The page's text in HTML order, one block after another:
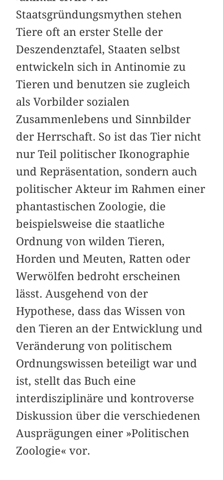
Staatsgründungsmythen stehen
Tiere oft an erster Stelle der
Deszendenztafel, Staaten selbst
entwickeln sich in Antinomie zu
Tieren und benutzen sie zugleich
als Vorbilder sozialen
Zusammenlebens und Sinnbilder
der Herrschaft. So ist das Tier nicht
nur Teil politischer Ikonographie
und Repräsentation, sondern auch
politischer Akteur im Rahmen einer
phantastischen Zoologie, die
beispielsweise die staatliche
Ordnung von wilden Tieren,
Horden und Meuten, Ratten oder
Werwölfen bedroht erscheinen
lässt. Ausgehend von der
Hypothese, dass das Wissen von
den Tieren an der Entwicklung und
Veränderung von politischem
Ordnungswissen beteiligt war und
ist, stellt das Buch eine
interdisziplinäre und kontroverse
Diskussion über die verschiedenen
Ausprägungen einer »Politischen
Zoologie« vor.